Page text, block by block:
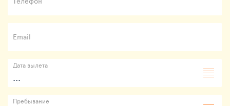
Email
Дата вылета
...
Пребывание